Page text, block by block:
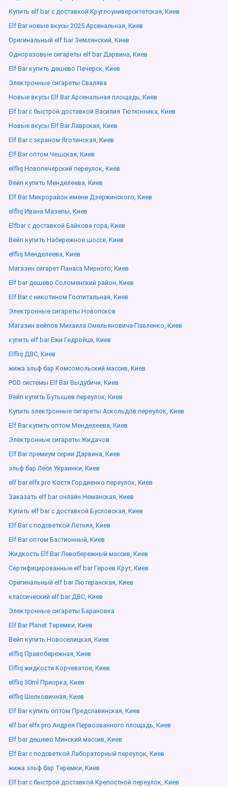
Купить elf bar с доставкой Круглоуниверситетская, Киев
Elf Bar новые вкусы 2025 Арсенальная, Киев
Оригинальный elf bar Землянский, Киев
Одноразовые сигареты elf bar Дарвина, Киев
Elf Bar купить дешево Печерск, Киев
Электронные сигареты Свалява
Новые вкусы Elf Bar Арсенальная площадь, Киев
Elf bar с быстрой доставкой Василия Тютюнника, Киев
Новые вкусы Elf Bar Лаврская, Киев
Elf Bar с экраном Яготинская, Киев
Elf Bar оптом Чешская, Киев
elfliq Новопечерский переулок, Киев
Вейп купить Менделеева, Киев
Elf Bar Микрорайон имени Дзержинского, Киев
elfliq Ивана Мазепы, Киев
Elfbar с доставкой Байкова гора, Киев
Вейп купить Набережное шоссе, Киев
elfliq Менделеева, Киев
Магазин сигарет Панаса Мирного, Киев
Elf bar дешево Соломенский район, Киев
Elf Bar с никотином Госпитальная, Киев
Электронные сигареты Новопсков
Магазин вейпов Михаила Омельяновича-Павленко, Киев
купить elf bar Ежи Гедройца, Киев
Elfliq ДВС, Киев
жижа эльф бар Комсомольский массив, Киев
POD системы Elf Bar Выдубичи, Киев
Вейп купить Бутышев переулок, Киев
Купить электронные сигареты Аскольдов переулок, Киев
Elf Bar купить оптом Менделеева, Киев
Электронные сигареты Жидачов
Elf Bar премиум серии Дарвина, Киев
эльф бар Леси Украинки, Киев
elf bar elfx pro Костя Гордиенко переулок, Киев
Заказать elf bar онлайн Неманская, Киев
Купить elf bar с доставкой Бусловская, Киев
Elf Bar с подсветкой Летняя, Киев
Elf Bar оптом Бастионный, Киев
Жидкость Elf Bar Левобережный массив, Киев
Сертифицированные elf bar Героев Крут, Киев
Оригинальный elf bar Лютеранская, Киев
классический elf bar ДВС, Киев
Электронные сигареты Барановка
Elf Bar Planet Теремки, Киев
Вейп купить Новоселицкая, Киев
elfliq Правобережная, Киев
Elfliq жидкости Корчеватое, Киев
elfliq 30ml Приорка, Киев
elfliq Шелковичная, Киев
Elf Bar купить оптом Предславинская, Киев
elf bar elfx pro Андрея Первозванного площадь, Киев
Elf bar дешево Минский массив, Киев
Elf Bar с подсветкой Лабораторный переулок, Киев
жижа эльф бар Теремки, Киев
Elf bar с быстрой доставкой Крепостной переулок, Киев